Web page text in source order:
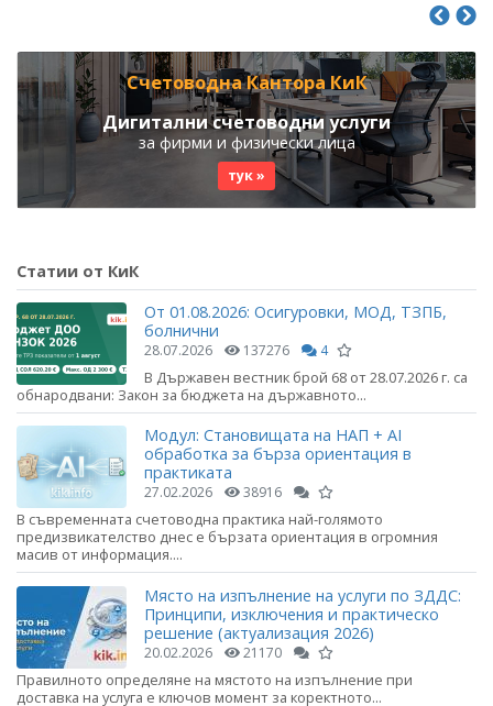
Счетоводна Кантора КиК
Дигитални счетоводни услуги
за фирми и физически лица
тук »
Статии от КиК
От 01.08.2026: Осигуровки, МОД, ТЗПБ,
болнични
28.07.2026 137276 4
В Държавен вестник брой 68 от 28.07.2026 г. са
обнародвани: Закон за бюджета на държавното...
Модул: Становищата на НАП + AI
обработка за бърза ориентация в
практиката
27.02.2026 38916
В съвременната счетоводна практика най-голямото
предизвикателство днес е бързата ориентация в огромния
масив от информация....
Място на изпълнение на услуги по ЗДДС:
Принципи, изключения и практическо
решение (актуализация 2026)
20.02.2026 21170
Правилното определяне на мястото на изпълнение при
доставка на услуга е ключов момент за коректното...